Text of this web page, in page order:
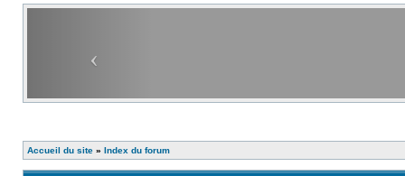
Accueil du site » Index du forum